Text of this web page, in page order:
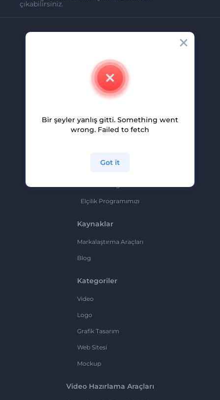
çıkabilirsiniz.
İletişim
Kariyer
Ortaklık Programı
Elçilik Programımızı
Kaynaklar
Markalaştırma Araçları
Blog
Kategoriler
Video
Logo
Grafik Tasarım
Web Sitesi
Mockup
Video Hazırlama Araçları
Bir şeyler yanlış gitti. Something went
wrong. Failed to fetch
Got it